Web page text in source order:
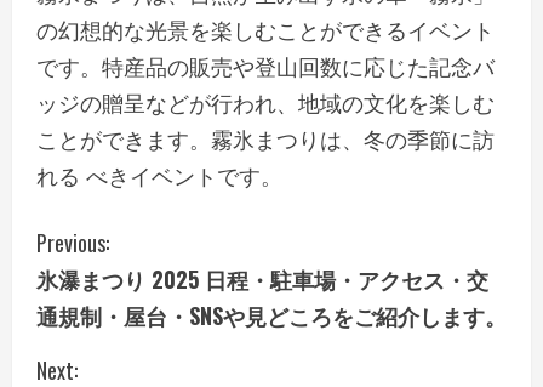
の幻想的な光景を楽しむことができるイベント
です。特産品の販売や登山回数に応じた記念バ
ッジの贈呈などが行われ、地域の文化を楽しむ
ことができます。霧氷まつりは、冬の季節に訪
れる べきイベントです。
C
o
n
Previous:
氷瀑まつり 2025 日程・駐車場・アクセス・交
通規制・屋台・SNSや見どころをご紹介します。
Next: